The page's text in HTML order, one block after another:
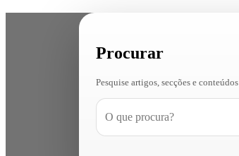
Procurar
Pesquise artigos, secções e conteúdos